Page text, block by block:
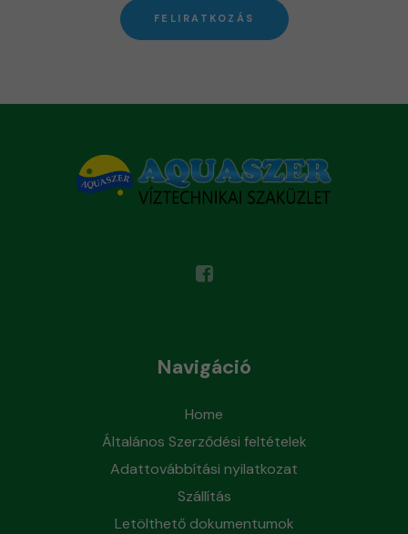
FELIRATKOZÁS
Navigáció
Home
Általános Szerződési feltételek
Adattovábbítási nyilatkozat
Szállítás
Letölthető dokumentumok